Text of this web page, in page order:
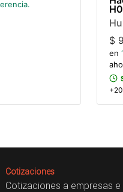
$
en
Cotizaciones
Cotizaciones a empresas